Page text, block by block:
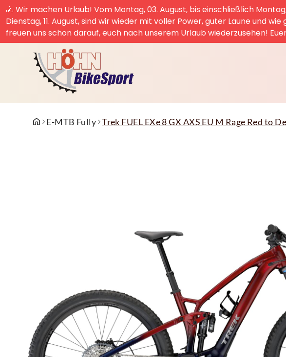
🚴 Wir machen Urlaub! Vom Montag, 03. August, bis einschließlich
Dienstag, 11. August, sind wir wieder mit voller Power, guter Laune und
freuen uns schon darauf, euch nach unserem Urlaub wiederzusehen!
E-MTB Fully Trek FUEL EXe 8 GX AXS EU M Rage Red to